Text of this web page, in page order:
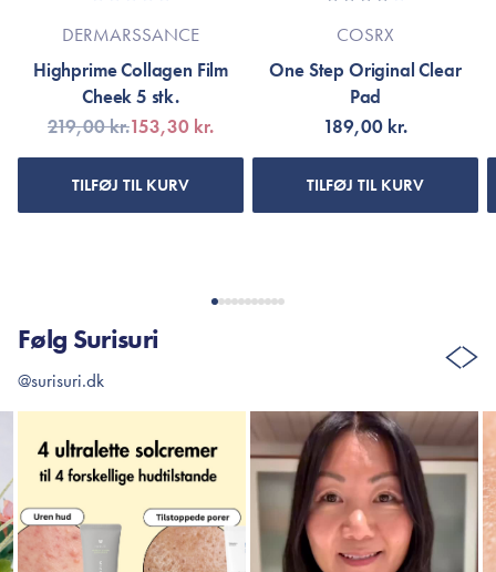
DERMARSSANCE
Highprime Collagen Film
Cheek 5 stk.
219,00 kr.153,30 kr.
TILFØJ TIL KURV
COSRX
One Step Original Clear
Pad
189,00 kr.
TILFØJ TIL KURV
Følg Surisuri
@surisuri.dk